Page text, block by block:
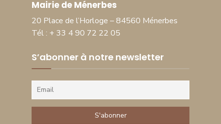
Mairie de Ménerbes
20 Place de l’Horloge – 84560 Ménerbes
Tél : + 33 4 90 72 22 05
S’abonner à notre newsletter